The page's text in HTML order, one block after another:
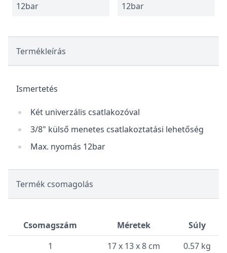
12bar
12bar
Termékleírás
Ismertetés
Két univerzális csatlakozóval
3/8" külső menetes csatlakoztatási lehetőség
Max. nyomás 12bar
Termék csomagolás
Csomagszám Méretek
Súly
1
17 x 13 x 8 cm 0.57 kg